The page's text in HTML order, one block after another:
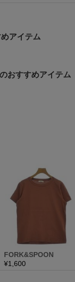
アイテム
おすすめアイテム